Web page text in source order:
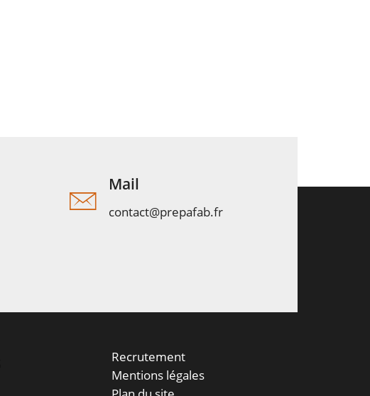
Mail
contact@prepafab.fr
Recrutement
Mentions légales